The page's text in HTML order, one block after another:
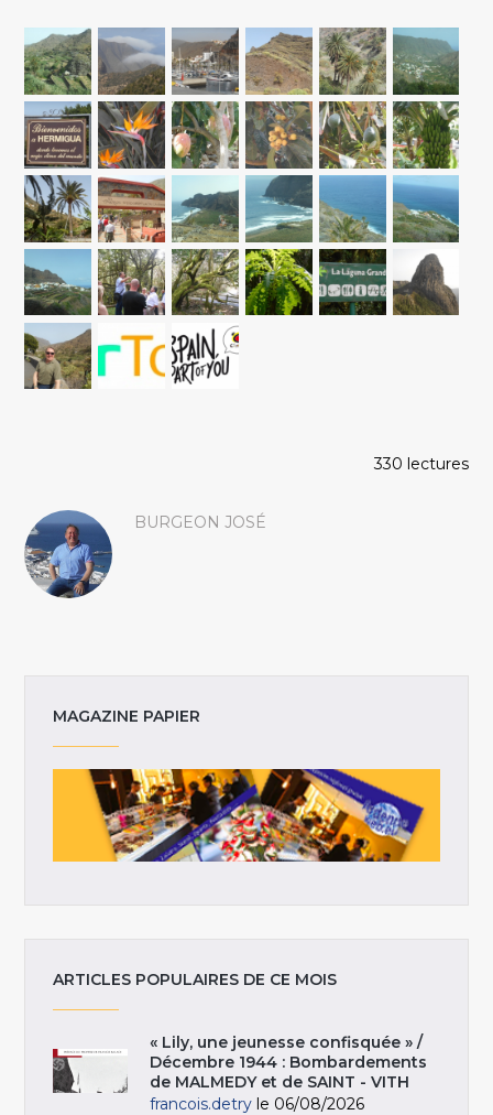
330 lectures
BURGEON JOSÉ
MAGAZINE PAPIER
ARTICLES POPULAIRES DE CE MOIS
« Lily, une jeunesse confisquée » /
Décembre 1944 : Bombardements
de MALMEDY et de SAINT - VITH
francois.detry le 06/08/2026